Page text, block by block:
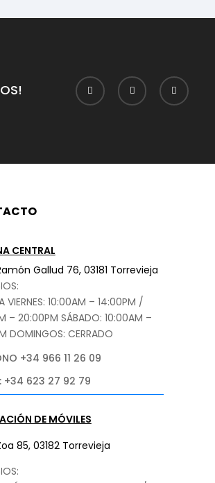
CENTRAL
Gallud 76, 03181 Torrevieja
VIERNES: 10:00AM – 14:00PM /
– 20:00PM SÁBADO: 10:00AM –
DOMINGOS: CERRADO
+34 966 11 26 09
+34 623 27 92 79
DE MÓVILES
85, 03182 Torrevieja